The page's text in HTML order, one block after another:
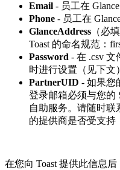
Email - 员工在
Phone - 员工在
GlanceAddress （必
Toast 的命名规范：
Password - 在 .csv
时进行设置（见下文）
PartnerUID - 如果您
登录邮箱必须与您的
自助服务。请随时联
的提供商是否受支持
在您向 Toast 提供此信息后